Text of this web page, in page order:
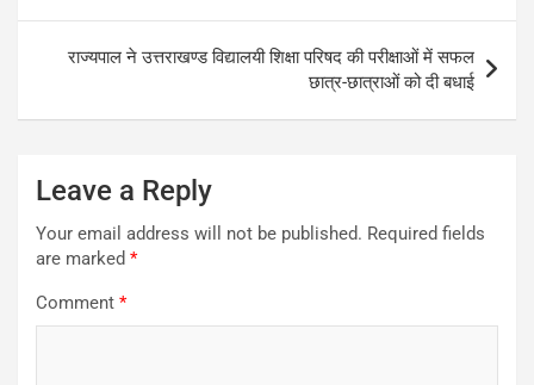
राज्यपाल ने उत्तराखण्ड विद्यालयी शिक्षा परिषद की परीक्षाओं में सफल
छात्र-छात्राओं को दी बधाई
Leave a Reply
Your email address will not be published. Required fields
are marked *
Comment *